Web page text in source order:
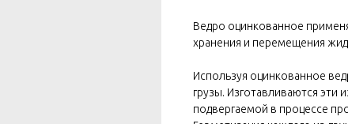
Ведро оцинкованное
хранения и перемещения
Используя оцинкованное
грузы. Изготавливаются эти
подвергаемой в процессе